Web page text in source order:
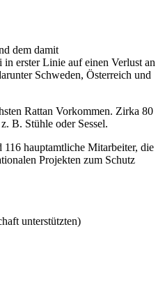
dem damit
erster Linie auf einen Verlust an
Schweden, Österreich und
Rattan Vorkommen. Zirka 80
B. Stühle oder Sessel.
hauptamtliche Mitarbeiter, die
Projekten zum Schutz
unterstützten)